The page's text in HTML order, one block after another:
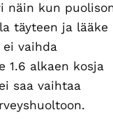
näin kun
täyteen ja lääke
vaihda
1.6 alkaen kosja
saa vaihtaa